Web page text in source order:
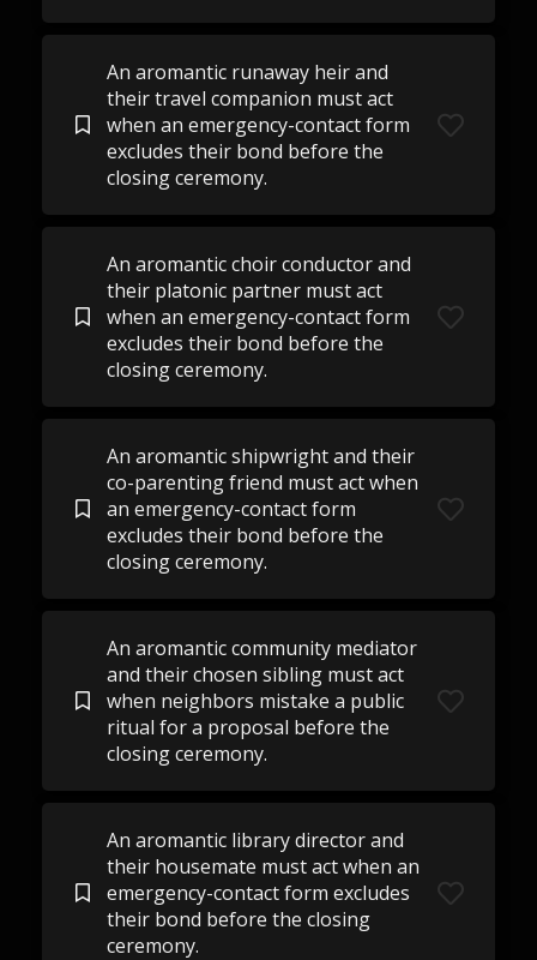
An aromantic runaway heir and
their travel companion must act
when an emergency-contact form
excludes their bond before the
closing ceremony.
An aromantic choir conductor and
their platonic partner must act
when an emergency-contact form
excludes their bond before the
closing ceremony.
An aromantic shipwright and their
co-parenting friend must act when
an emergency-contact form
excludes their bond before the
closing ceremony.
An aromantic community mediator
and their chosen sibling must act
when neighbors mistake a public
ritual for a proposal before the
closing ceremony.
An aromantic library director and
their housemate must act when an
emergency-contact form excludes
their bond before the closing
ceremony.